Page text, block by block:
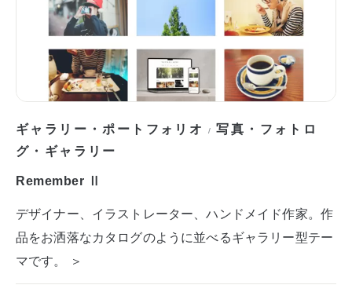
ギャラリー・ポートフォリオ /写真・フォトロ
グ・ギャラリー
Remember Ⅱ
デザイナー、イラストレーター、ハンドメイド作家。作
品をお洒落なカタログのように並べるギャラリー型テー
マです。 ＞